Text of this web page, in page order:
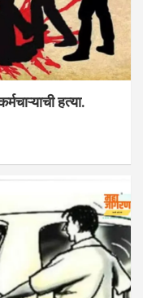
हत्या.